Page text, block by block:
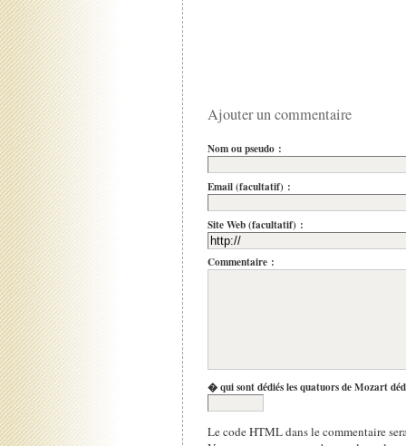
Ajouter un commentaire
Nom ou pseudo :
Email (facultatif) :
Site Web (facultatif) :
Commentaire :
� qui sont dédiés les quatuors de Mozart
Le code HTML dans le commentaire